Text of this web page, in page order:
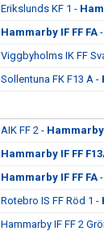
Erikslunds KF 1 -
Hammarby IF FF FA
Viggbyholms IK FF
Sollentuna FK F13 A -
AIK FF 2 - Hammarby
Hammarby IF FF
Hammarby IF FF FA
Rotebro IS FF Röd 1 -
Hammarby IF FF 2